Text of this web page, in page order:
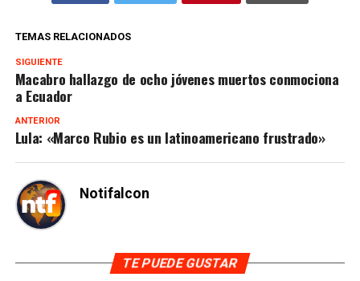
TEMAS RELACIONADOS
SIGUIENTE
Macabro hallazgo de ocho jóvenes muertos conmociona
a Ecuador
ANTERIOR
Lula: «Marco Rubio es un latinoamericano frustrado»
Notifalcon
TE PUEDE GUSTAR